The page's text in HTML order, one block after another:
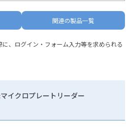
関連の製品一覧
、ログイン・フォーム入力等を求められる
イクロプレートリーダー